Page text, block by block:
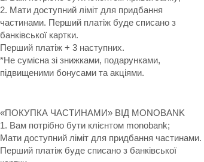
2. Мати доступний ліміт для придбання
частинами. Перший платіж буде списано з
банківської картки.
Перший платіж + 3 наступних.
*Не сумісна зі знижками, подарунками,
підвищеними бонусами та акціями.
«ПОКУПКА ЧАСТИНАМИ» ВІД MONOBANK
1. Вам потрібно бути клієнтом monobank;
Мати доступний ліміт для придбання частинами.
Перший платіж буде списано з банківської